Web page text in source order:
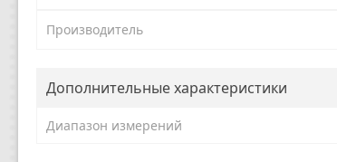
Производитель
Дополнительные характеристики
Диапазон измерений